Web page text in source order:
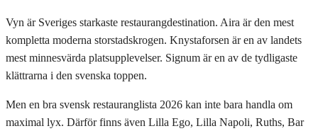
Vyn är Sveriges starkaste restaurangdestination. Aira är den mest
kompletta moderna storstadskrogen. Knystaforsen är en av landets
mest minnesvärda platsupplevelser. Signum är en av de tydligaste
klättrarna i den svenska toppen.
Men en bra svensk restauranglista 2026 kan inte bara handla om
maximal lyx. Därför finns även Lilla Ego, Lilla Napoli, Ruths, Bar